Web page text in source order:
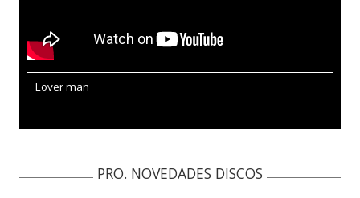
Lover man
PRO. NOVEDADES DISCOS